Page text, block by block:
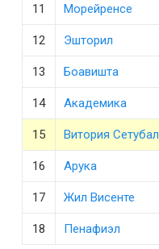
11 Морейренсе
12 Эшторил
13 Боавишта
14 Академика
15 Витория Сетубал
16 Арука
17 Жил Висенте
18 Пенафиэл